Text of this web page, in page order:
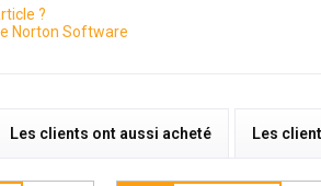
?
Norton Software
Les clients ont aussi acheté Les